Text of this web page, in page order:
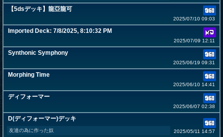
【5dsデッキ】龍亞龍可
2025/07/10 09:03
Imported Deck: 7/8/2025, 8:10:32 PM
2025/07/09 12:11
Synthonic Symphony
2025/06/19 09:31
Morphing Time
2025/06/10 14:41
ディフォーマー
2025/06/07 02:38
D(ディフォーマー)デッキ
友達の為に作った奴 2025/05/11 14:57